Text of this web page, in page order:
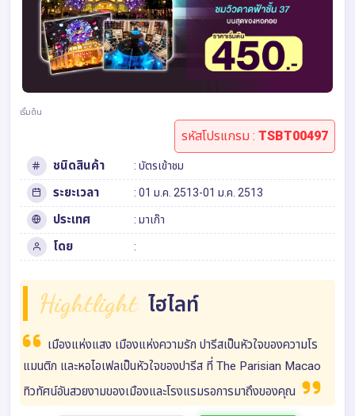
เริ่มต้น
รหัสโปรแกรม :TSBT00497
ชนิดสินค้า : บัตรเข้าชม
ระยะเวลา : 01 ม.ค. 2513-01 ม.ค. 2513
ประเทศ : มาเก๊า
โดย :
Hightlight ไฮไลท์
เมืองแห่งแสง เมืองแห่งความรัก ปารีสเป็นหัวใจของความโร
แมนติก และหอไอเฟลเป็นหัวใจของปารีส ที่ The Parisian Macao
ทิวทัศน์อันสวยงามของเมืองและโรงแรมรอการมาถึงของคุณ